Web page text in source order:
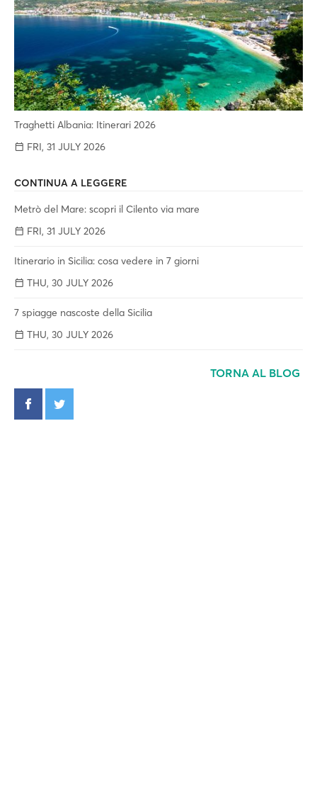
Traghetti Albania: Itinerari 2026
FRI, 31 JULY 2026
CONTINUA A LEGGERE
Metrò del Mare: scopri il Cilento via mare
FRI, 31 JULY 2026
Itinerario in Sicilia: cosa vedere in 7 giorni
THU, 30 JULY 2026
7 spiagge nascoste della Sicilia
THU, 30 JULY 2026
TORNA AL BLOG